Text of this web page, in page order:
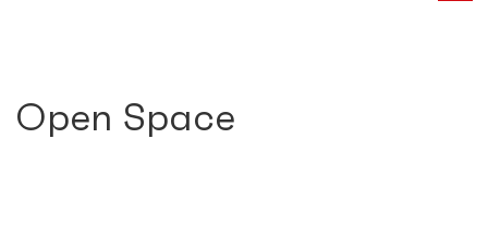
Open Space